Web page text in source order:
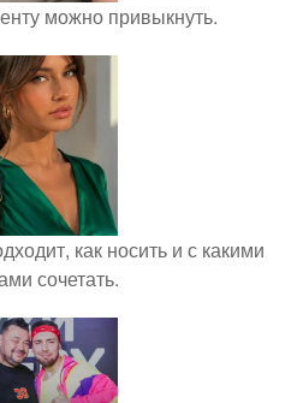
можно привыкнуть.
как носить и с какими
сочетать.